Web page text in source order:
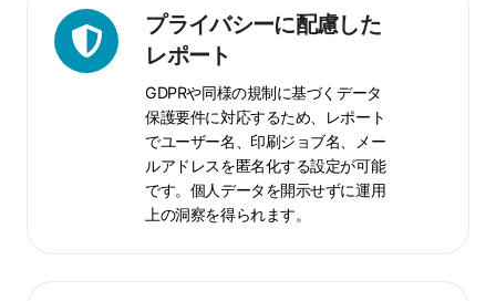
状
況
プライバシーに配慮した
レポート
GDPRや同様の規制に基づくデータ
保護要件に対応するため、レポート
でユーザー名、印刷ジョブ名、メー
ルアドレスを匿名化する設定が可能
です。個人データを開示せずに運用
上の洞察を得られます。
プ
ラ
イ